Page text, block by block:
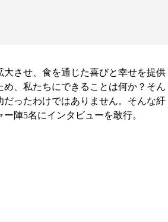
させ、食を通じた喜びと幸せを提供
、私たちにできることは何か？そん
ったわけではありません。そんな紆
陣5名にインタビューを敢行。